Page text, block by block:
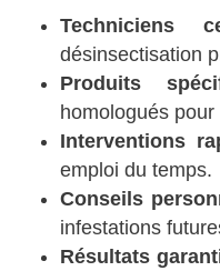
Techniciens
désinsectisation
Produits
homologués
Interventions
emploi du temps.
Conseils
infestations
Résultats